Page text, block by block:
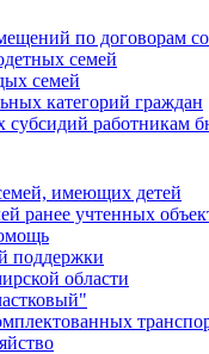
по договорам
семей
семей
категорий граждан
работникам
имеющих детей
ранее учтенных
поддержки
области